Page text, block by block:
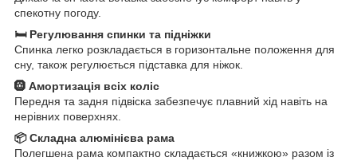
спекотну погоду.
🛏 Регулювання спинки та підніжки
Спинка легко розкладається в горизонтальне положення для
сну, також регулюється підставка для ніжок.
🛞 Амортизація всіх коліс
Передня та задня підвіска забезпечує плавний хід навіть на
нерівних поверхнях.
📦 Складна алюмінієва рама
Полегшена рама компактно складається «книжкою» разом із